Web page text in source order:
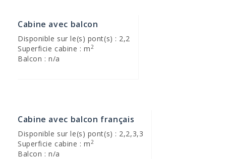
Cabine avec balcon
Disponible sur le(s) pont(s) : 2,2
Superficie cabine : m 2
Balcon : n/a
Cabine avec balcon français
Disponible sur le(s) pont(s) : 2,2,3,3
Superficie cabine : m 2
Balcon : n/a